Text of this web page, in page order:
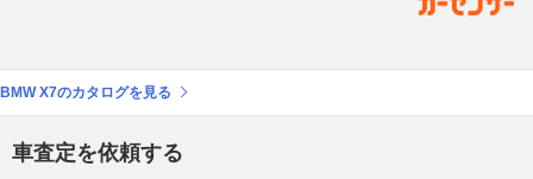
BMW X7のカタログを見る
車査定を依頼する